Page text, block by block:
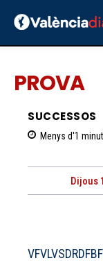
PROVA
SUCCESSOS
Menys d'1 minut
Dijous